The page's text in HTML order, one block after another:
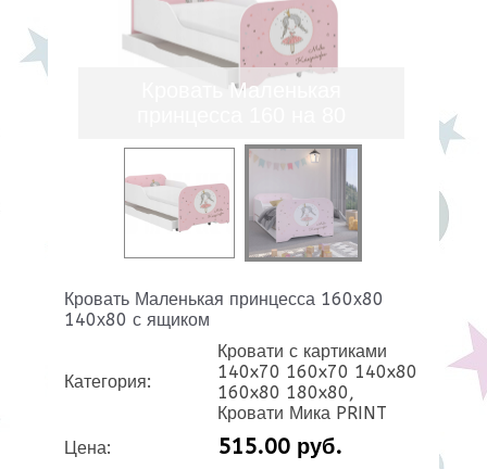
Кровать Маленькая
Кровать Маленькая принцесса 160х80
140х80 с ящиком
Категория:
Кровати с картиками
140x70 160x70 140x80
160x80 180x80,
Кровати Мика PRINT
Цена:
515.00 руб.